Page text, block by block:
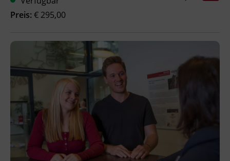
Ingenieurzertifizierung
BFI Reutte
BFI Schwaz
Preis: € 295,00